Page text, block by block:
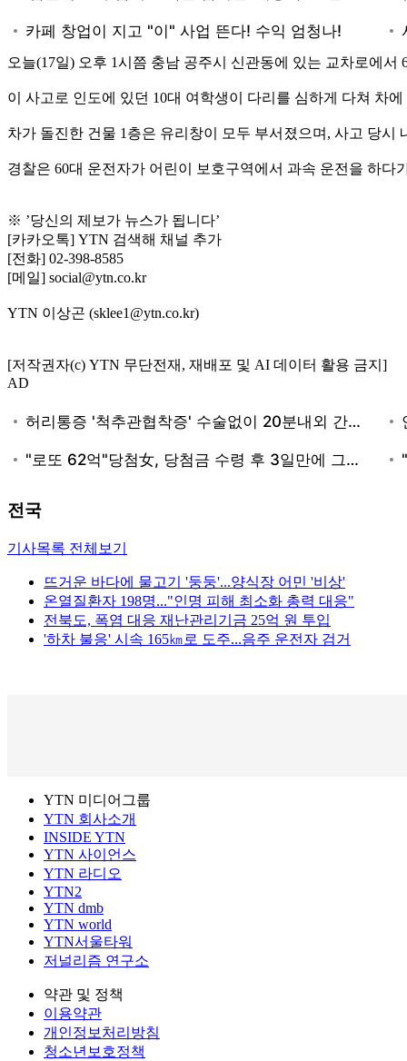
오늘(17일) 오후 1시쯤 충남 공주시 신관동에 있는 교차로에
이 사고로 인도에 있던 10대 여학생이 다리를 심하게 다쳐 차
차가 돌진한 건물 1층은 유리창이 모두 부서졌으며, 사고 당시
경찰은 60대 운전자가 어린이 보호구역에서 과속 운전을 하
※ ’당신의 제보가 뉴스가 됩니다’
[카카오톡] YTN 검색해 채널 추가
[전화] 02-398-8585
[메일] social@ytn.co.kr
YTN 이상곤 (sklee1@ytn.co.kr)
[저작권자(c) YTN 무단전재, 재배포 및 AI 데이터 활용 금지]
AD
전국
기사목록 전체보기
뜨거운 바다에 물고기 '둥둥'...양식장 어민 '비상'
온열질환자 198명..."인명 피해 최소화 총력 대응"
전북도, 폭염 대응 재난관리기금 25억 원 투입
'하차 불응' 시속 165㎞로 도주...음주 운전자 검거
YTN 미디어그룹
YTN 회사소개
INSIDE YTN
YTN 사이언스
YTN 라디오
YTN2
YTN dmb
YTN world
YTN서울타워
저널리즘 연구소
약관 및 정책
이용약관
개인정보처리방침
청소년보호정책